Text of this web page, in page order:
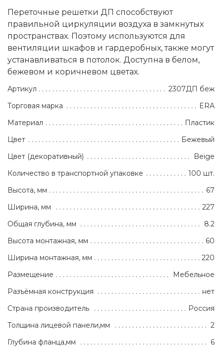
Переточные решетки ДП способствуют
правильной циркуляции воздуха в замкнутых
пространствах. Поэтому используются для
вентиляции шкафов и гардеробных, также могут
устанавливаться в потолок. Доступна в белом,
бежевом и коричневом цветах.
Артикул
2307ДП беж
Торговая марка
ERA
Материал
Пластик
Цвет
Бежевый
Цвет (декоративный)
Beige
Количество в транспортной упаковке
100 шт.
Высота, мм
67
Ширина, мм
227
Общая глубина, мм
8.2
Высота монтажная, мм
60
Ширина монтажная, мм
220
Размещение
Мебельное
Разъёмная конструкция
нет
Страна производитель
Россия
Толщина лицевой панели,мм
2
Глубина фланца,мм
6